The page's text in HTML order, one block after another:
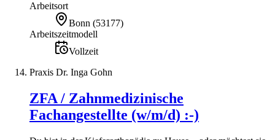
Arbeitsort
Bonn (53177)
Arbeitszeitmodell
Vollzeit
Praxis Dr. Inga Gohn
ZFA / Zahnmedizinische
Fachangestellte (w/m/d) :-)